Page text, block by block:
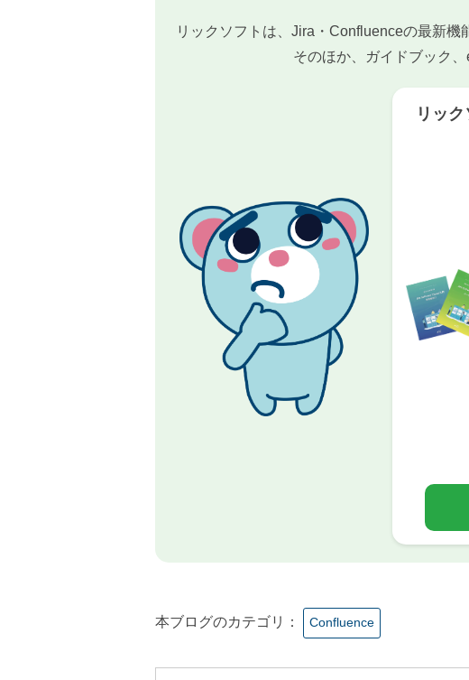
リックソフトは、Jira・Confluenceの最新機
そのほか、ガイドブック
リッ
本ブログのカテゴリ： Confluence